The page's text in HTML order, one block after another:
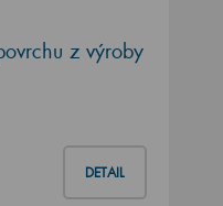
z výroby
DETAIL